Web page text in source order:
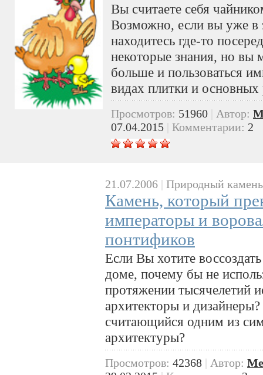
Вы считаете себя
Возможно, если вы уже в
находитесь где-то
некоторые знания, но вы
больше и пользоваться
видах плитки и
Просмотров: 51960 Автор:
07.04.2015
Комментарии: 2
21.07.2006 | Природный камень
Камень, который
императоры и
понтификов
Если Вы хотите
доме, почему бы не
протяжении тысячелетий
архитекторы и
считающийся одним из
архитектуры?
Просмотров: 42368 | Автор: